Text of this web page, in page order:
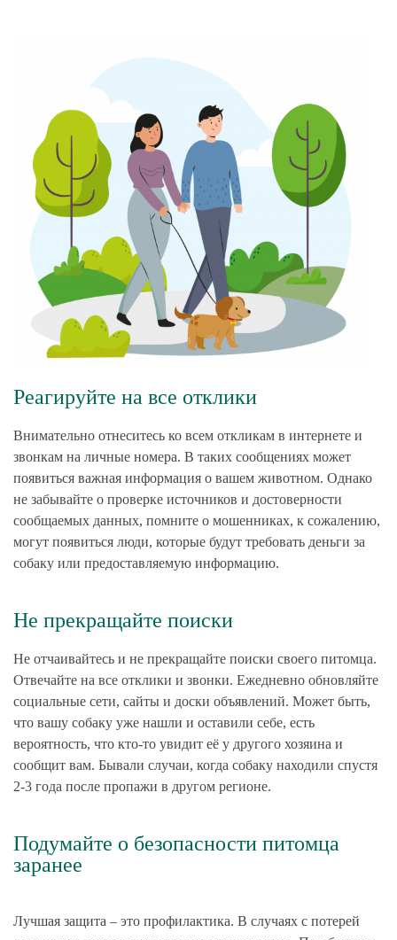
Реагируйте на все отклики
Внимательно отнеситесь ко всем откликам в интернете и
звонкам на личные номера. В таких сообщениях может
появиться важная информация о вашем животном. Однако
не забывайте о проверке источников и достоверности
сообщаемых данных, помните о мошенниках, к сожалению,
могут появиться люди, которые будут требовать деньги за
собаку или предоставляемую информацию.
Не прекращайте поиски
Не отчаивайтесь и не прекращайте поиски своего питомца.
Отвечайте на все отклики и звонки. Ежедневно обновляйте
социальные сети, сайты и доски объявлений. Может быть,
что вашу собаку уже нашли и оставили себе, есть
вероятность, что кто-то увидит её у другого хозяина и
сообщит вам. Бывали случаи, когда собаку находили спустя
2-3 года после пропажи в другом регионе.
Подумайте о безопасности питомца
заранее
Лучшая защита – это профилактика. В случаях с потерей